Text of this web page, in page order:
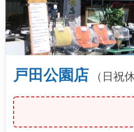
戸田公園店 （日祝